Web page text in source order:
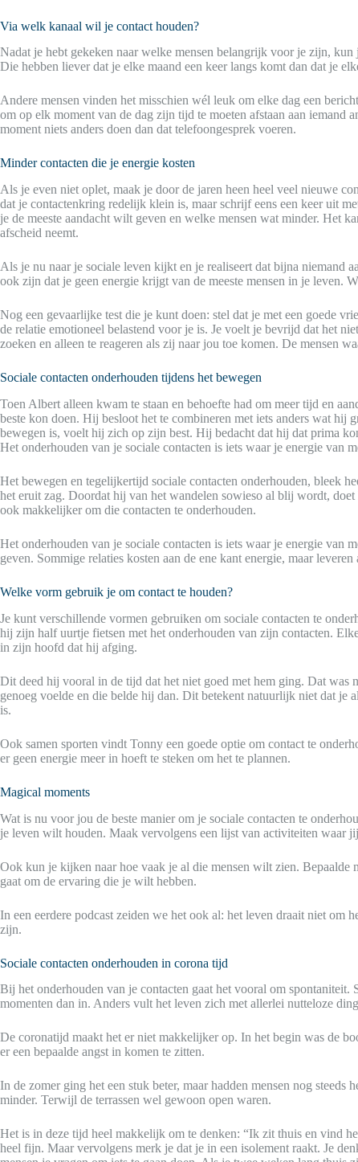
Via welk kanaal wil je contact houden?
Nadat je hebt gekeken naar welke mensen belangrijk voor je zijn,
Die hebben liever dat je elke maand een keer langs komt dan dat je
Andere mensen vinden het misschien wél leuk om elke dag een
om op elk moment van de dag zijn tijd te moeten afstaan aan
moment niets anders doen dan dat telefoongesprek voeren.
Minder contacten die je energie kosten
Als je even niet oplet, maak je door de jaren heen heel veel nieuwe
dat je contactenkring redelijk klein is, maar schrijf eens een keer uit
je de meeste aandacht wilt geven en welke mensen wat minder. Het
afscheid neemt.
Als je nu naar je sociale leven kijkt en je realiseert dat bijna niemand
ook zijn dat je geen energie krijgt van de meeste mensen in je leven.
Nog een gevaarlijke test die je kunt doen: stel dat je met een goede
de relatie emotioneel belastend voor je is. Je voelt je bevrijd dat het
zoeken en alleen te reageren als zij naar jou toe komen. De mensen
Sociale contacten onderhouden tijdens het bewegen
Toen Albert alleen kwam te staan en behoefte had om meer tijd en
beste kon doen. Hij besloot het te combineren met iets anders wat hij
bewegen is, voelt hij zich op zijn best. Hij bedacht dat hij dat prima
Het onderhouden van je sociale contacten is iets waar je energie van
Het bewegen en tegelijkertijd sociale contacten onderhouden, bleek
het eruit zag. Doordat hij van het wandelen sowieso al blij wordt,
ook makkelijker om die contacten te onderhouden.
Het onderhouden van je sociale contacten is iets waar je energie
geven. Sommige relaties kosten aan de ene kant energie, maar
Welke vorm gebruik je om contact te houden?
Je kunt verschillende vormen gebruiken om sociale contacten te
hij zijn half uurtje fietsen met het onderhouden van zijn contacten.
in zijn hoofd dat hij afging.
Dit deed hij vooral in de tijd dat het niet goed met hem ging. Dat was
genoeg voelde en die belde hij dan. Dit betekent natuurlijk niet dat je
is.
Ook samen sporten vindt Tonny een goede optie om contact te
er geen energie meer in hoeft te steken om het te plannen.
Magical moments
Wat is nu voor jou de beste manier om je sociale contacten te
je leven wilt houden. Maak vervolgens een lijst van activiteiten waar
Ook kun je kijken naar hoe vaak je al die mensen wilt zien. Bepaalde
gaat om de ervaring die je wilt hebben.
In een eerdere podcast zeiden we het ook al: het leven draait niet om
zijn.
Sociale contacten onderhouden in corona tijd
Bij het onderhouden van je contacten gaat het vooral om
momenten dan in. Anders vult het leven zich met allerlei nutteloze
De coronatijd maakt het er niet makkelijker op. In het begin was de
er een bepaalde angst in komen te zitten.
In de zomer ging het een stuk beter, maar hadden mensen nog
minder. Terwijl de terrassen wel gewoon open waren.
Het is in deze tijd heel makkelijk om te denken: “Ik zit thuis en vind
heel fijn. Maar vervolgens merk je dat je in een isolement raakt. Je